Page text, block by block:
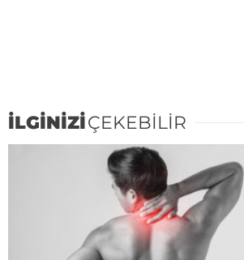
İLGİNİZİÇEKEBİLİR